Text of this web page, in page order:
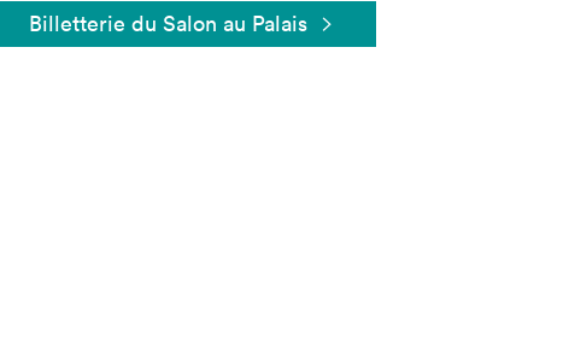
Billetterie du Salon au Palais